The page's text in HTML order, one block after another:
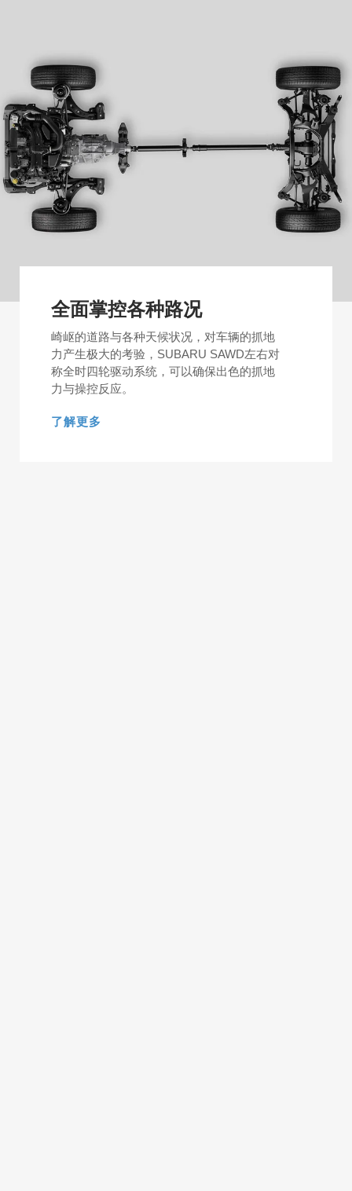
全面掌控各种路况
崎岖的道路与各种天候状况，对车辆的抓地
力产生极大的考验，SUBARU SAWD左右对
称全时四轮驱动系统，可以确保出色的抓地
力与操控反应。
了解更多